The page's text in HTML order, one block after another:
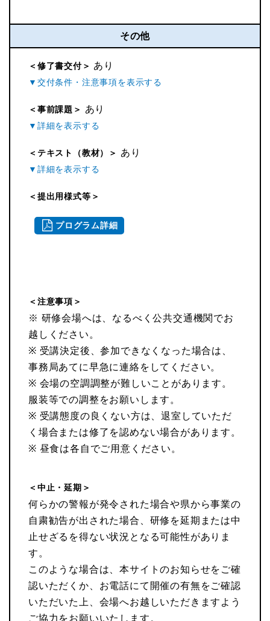
その他
＜修了書交付＞ あり
＜事前課題＞ あり
＜テキスト（教材）＞ あり
＜提出用様式等＞
プログラム詳細
＜注意事項＞
※ 研修会場へは、なるべく公共交通機関でお
越しください。
※ 受講決定後、参加できなくなった場合は、
事務局あてに早急に連絡をしてください。
※ 会場の空調調整が難しいことがあります。
服装等での調整をお願いします。
※ 受講態度の良くない方は、退室していただ
く場合または修了を認めない場合があります。
※ 昼食は各自でご用意ください。
＜中止・延期＞
何らかの警報が発令された場合や県から事業の
自粛勧告が出された場合、研修を延期または中
止せざるを得ない状況となる可能性がありま
す。
このような場合は、本サイトのお知らせをご確
認いただくか、お電話にて開催の有無をご確認
いただいた上、会場へお越しいただきますよう
ご協力をお願いいたします。